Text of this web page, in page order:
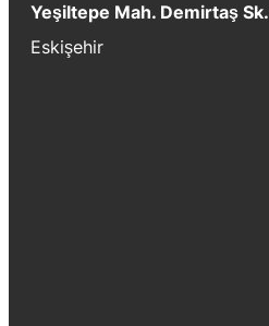
Yeşiltepe Mah. Demirtaş Sk.
Eskişehir